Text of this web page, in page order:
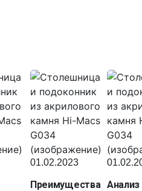
01.02.2023
Преимущества Анализ